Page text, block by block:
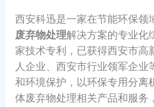
西安科迅是一家在节能环保领
废弃物处理解决方案的专业化
家技术专利，已获得西安市高
人企业、西安市行业领军企
和环境保护，以环保专用分离
体废弃物处理相关产品和服务